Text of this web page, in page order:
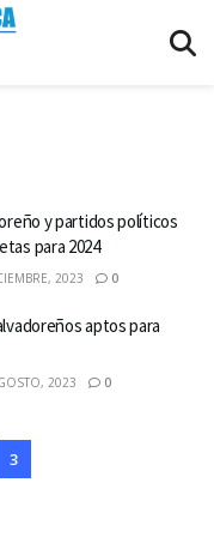
y partidos políticos
para 2024
2023 0
aptos para
2023 0
3